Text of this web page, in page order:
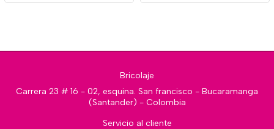
Bricolaje
Carrera 23 # 16 - 02, esquina. San francisco - Bucaramanga
(Santander) - Colombia
Servicio al cliente